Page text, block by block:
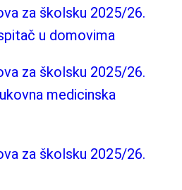
za školsku 2025/26.
u domovima
za školsku 2025/26.
medicinska
za školsku 2025/26.